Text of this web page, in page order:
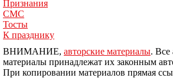
Признания
СМС
Тосты
К празднику
ВНИМАНИЕ, авторские материалы. Все
материалы принадлежат их законным
При копировании материалов прямая